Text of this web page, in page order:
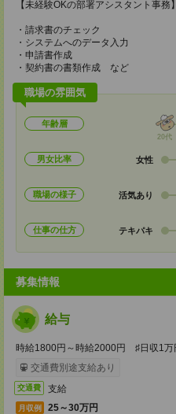
【未経験OKの部署アシスタント事務】
・請求書のチェック
・システムへのデータ入力
・申請書作成
・契約書の書類作成 など
職場の雰囲気
年齢層
20代
男女比率 女性
職場の様子 活気あり
仕事の仕方 テキパキ
募集情報
給与
時給1800円～時給2000円 ♯日収1
交通費別途支給あり
交通費 支給
月収例 25～30万円